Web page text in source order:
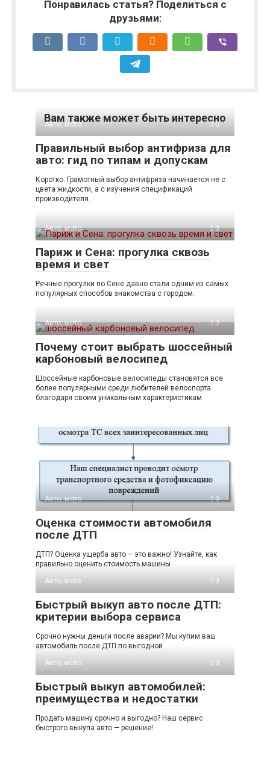
Понравилась статья? Поделиться с
друзьями:
Вам также может быть интересно
Авто, мото 0
Правильный выбор антифриза для
авто: гид по типам и допускам
Коротко: Грамотный выбор антифриза начинается не с
цвета жидкости, а с изучения спецификаций
производителя.
Авто, мото 0
Париж и Сена: прогулка сквозь
время и свет
Речные прогулки по Сене давно стали одним из самых
популярных способов знакомства с городом.
Авто, мото 0
Почему стоит выбрать шоссейный
карбоновый велосипед
Шоссейные карбоновые велосипеды становятся все
более популярными среди любителей велоспорта
благодаря своим уникальным характеристикам
Авто, мото 0
Оценка стоимости автомобиля
после ДТП
ДТП? Оценка ущерба авто – это важно! Узнайте, как
правильно оценить стоимость машины
Авто, мото
0
Быстрый выкуп авто после ДТП:
критерии выбора сервиса
Срочно нужны деньги после аварии? Мы купим ваш
автомобиль после ДТП по выгодной
Авто, мото
0
Быстрый выкуп автомобилей:
преимущества и недостатки
Продать машину срочно и выгодно? Наш сервис
быстрого выкупа авто — решение!